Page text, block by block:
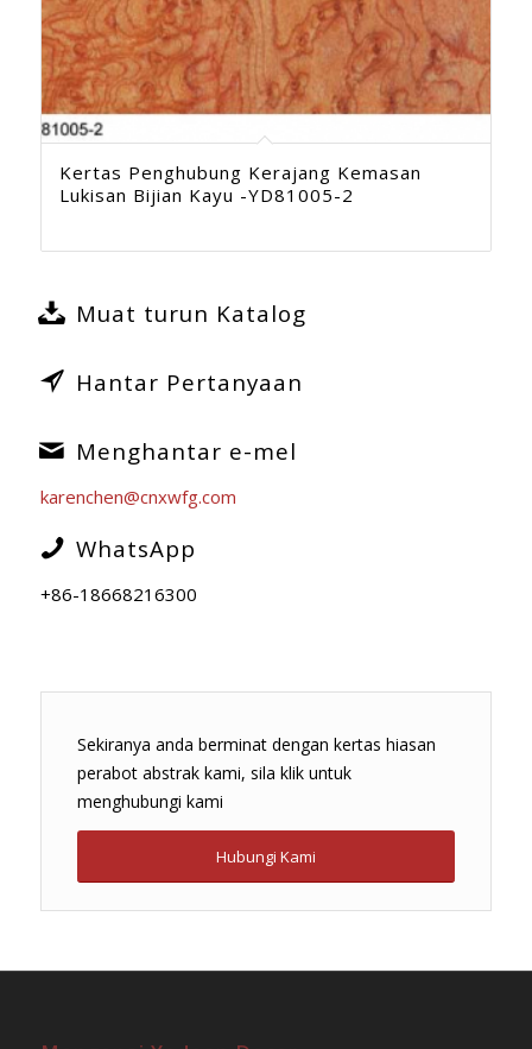
Kertas Penghubung Kerajang Kemasan
Lukisan Bijian Kayu -YD81005-2
Muat turun Katalog
Hantar Pertanyaan
Menghantar e-mel
karenchen@cnxwfg.com
WhatsApp
+86-18668216300
Sekiranya anda berminat dengan kertas hiasan
perabot abstrak kami, sila klik untuk
menghubungi kami
Hubungi Kami